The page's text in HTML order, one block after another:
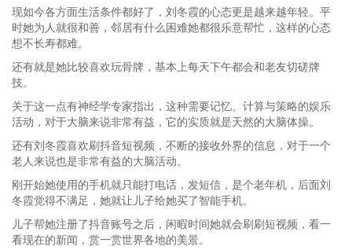
现如今各方面生活条件都好了，刘冬霞的心态更是越来越年轻。平
时她为人就很和善，邻居有什么困难她都很乐意帮忙，这样的心态
想不长寿都难。
还有就是她比较喜欢玩骨牌，基本上每天下午都会和老友切磋牌
技。
关于这一点有神经学专家指出，这种需要记忆、计算与策略的娱乐
活动，对于大脑来说非常有益，它的实质就是天然的大脑体操。
还有刘冬霞喜欢刷抖音短视频，不断的接收外界的信息，对于一个
老人来说也是非常有益的大脑活动。
刚开始她使用的手机就只能打电话，发短信，是个老年机，后面刘
冬霞觉得不满足，她就让儿子给她买了智能手机。
儿子帮她注册了抖音账号之后，闲暇时间她就会刷刷短视频，看一
看现在的新闻，赏一赏世界各地的美景。